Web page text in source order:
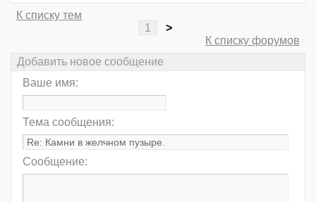
К списку тем
1
>
К списку форумов
Добавить новое сообщение
Ваше имя:
Тема сообщения:
Сообщение: